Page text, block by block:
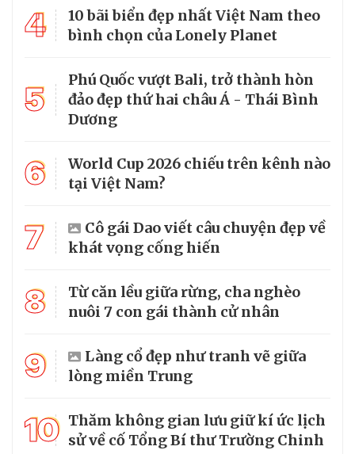
4
10 bãi biển đẹp nhất Việt Nam theo
bình chọn của Lonely Planet
5
Phú Quốc vượt Bali, trở thành hòn
đảo đẹp thứ hai châu Á - Thái Bình
Dương
6
World Cup 2026 chiếu trên kênh nào
tại Việt Nam?
7
Cô gái Dao viết câu chuyện đẹp về
khát vọng cống hiến
8
Từ căn lều giữa rừng, cha nghèo
nuôi 7 con gái thành cử nhân
9
Làng cổ đẹp như tranh vẽ giữa
lòng miền Trung
10 Thăm không gian lưu giữ kí ức lịch
sử về cố Tổng Bí thư Trường Chinh